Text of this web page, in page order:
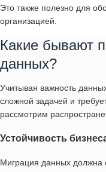
Это также полезно для
организацией.
Какие бывают
данных?
Учитывая важность
сложной задачей и
рассмотрим
Устойчивость
Миграция данных должна